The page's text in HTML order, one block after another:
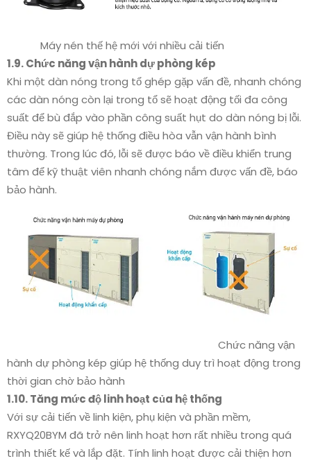
Máy nén thế hệ mới với nhiều cải tiến
1.9. Chức năng vận hành dự phòng kép
Khi một dàn nóng trong tổ ghép gặp vấn đề, nhanh chóng
các dàn nóng còn lại trong tổ sẽ hoạt động tối đa công
suất để bù đắp vào phần công suất hụt do dàn nóng bị lỗi.
Điều này sẽ giúp hệ thống điều hòa vẫn vận hành bình
thường. Trong lúc đó, lỗi sẽ được báo về điều khiển trung
tâm để kỹ thuật viên nhanh chóng nắm được vấn đề, báo
bảo hành.
Chức năng vận
hành dự phòng kép giúp hệ thống duy trì hoạt động trong
thời gian chờ bảo hành
1.10. Tăng mức độ linh hoạt của hệ thống
Với sự cải tiến về linh kiện, phụ kiện và phần mềm,
RXYQ20BYM đã trở nên linh hoạt hơn rất nhiều trong quá
trình thiết kế và lắp đặt. Tính linh hoạt được cải thiện hơn